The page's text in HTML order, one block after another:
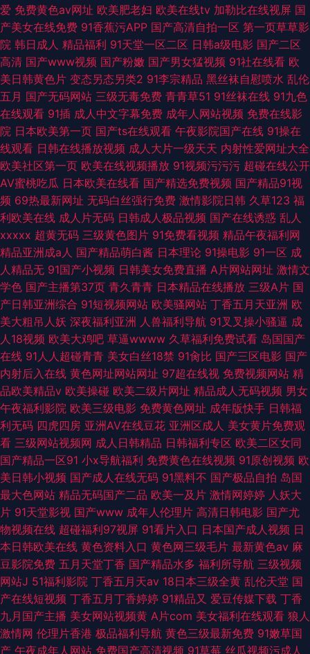
爱 免费黄色av网址 欧美肥老妇 欧美在线tv 加勒比在线视屏 国
产美女在线免费 91香蕉污APP 国产高清自拍一区 第一页草草影
院 韩日成人 精品福利 91天堂一区二区 日韩a级电影 国产二区
高清 国产www视频 国产粉嫩 国产男女猛视频 91社在线看 欧
美日韩黄色片 变态另态另类2 91李宗精品 黑丝袜自慰喷水 乱伦
五月 国产无码网站 三级无毒免费 青青草51 91丝袜在线 91九色
在线观看 91插 成人中文字幕免费 成年人网站视频 免费在线影
院 日本欧美第一页 国产ts在线观看 午夜影院国产在线 91操在
线观看 日韩在线播放视频 成人大片一级天天 内射性爱网址大全
欧美社区第一页 欧美在线视频播放 91视频污污污 超碰在线公开
AV蜜桃吃瓜 日本欧美在线看 国产精选免费视频 国产精品91视
频 69热最新网址 无码白丝强行免费 激情影院日韩 久草123 福
利欧美在线 成人片无码 日韩成人极品视频 国产在线诱惑 乱人
xxxxx 超黄无码 三级黄色图片 91免费看视频 精品午夜福利网
精品亚洲成a人 国产精品萌白酱 日本理论 91操电影 91一区 成
人精品无 91国产小视频 日韩美女免费直播 A片网站网址 激情文
学色 国产主播第37页 青久青青 日本精品在线播放 三级A片 国
产日韩亚洲综合 91短视频网站 欧美骚网站 丁香五月天亚洲 欧
美大粗吊人妖 深夜福利亚洲 人兽福利导航 91叉叉操小骚逼 成
人18视频 欧美大鸡吧 草逼wwww 久草福利免费试看 岛国国产
在线 91人人超碰青青 美女白丝18禁 91肏比 国产三区电影 国产
内射后入在线 黄色网址网站网址 97超在线视 免费视频网站 精
品欧美精品v 欧美操碰 欧美二级片网址 精品成人无码视频 男女
午夜福利影院 欧美三级电影 免费黄色网址 成年版快手 日韩福
利无码 四虎四房 亚洲AV在线豆花 亚洲区成人 美女黄片免费观
看 三级网站视频网 成人日韩精品 日韩福利专区 欧美二区女同
国产精品一区91 小x导航福利 免费黄色在线视频 91原创视频 欧
美日韩小视频 国产成人在线无码 91黑料不 国产极品自拍 岛国
最大色网站 精品无码国产二品 欧美一及片 激情网婷婷 人妖大
片 91天堂影视 国产www 成年人伦理片 高清日韩电影 国产尤
物视频在线 超碰福利97视屏 91看片入口 日本国产成人视频 日
本日韩欧美在线 黄色资料入口 黄色网三级毛片 最新黄色av 麻
豆影院免费 五月天堂丁香 国产精品水多 福利所导航 三级视频
网站J 51福利影院 丁香五月天av 18日本三级全黄 乱伦天堂 国
产在线短视频 丁香五月丁香婷婷 91精品又 爱豆传媒下载 丁香
九月国产主播 美女网站视频黄 A片com 美女福利在线观看 狼人
激情网 伦理片香港 极品福利导航 黄色三级最新免费 91嫩草国
产 午夜成年人网站 免费国产高清视频 91草莓 丝瓜视频污成人